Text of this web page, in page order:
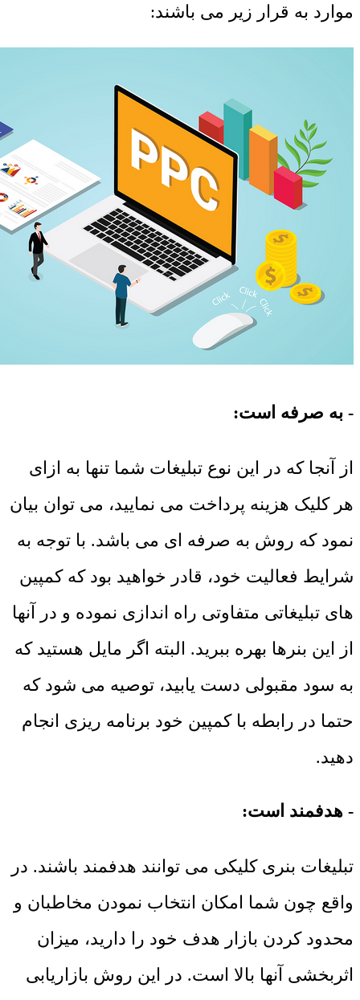
موارد به قرار زیر می باشند:
- به صرفه است:
از آنجا که در این نوع تبلیغات شما تنها به ازای
هر کلیک هزینه پرداخت می نمایید، می توان بیان
نمود که روش به صرفه ای می باشد. با توجه به
شرایط فعالیت خود، قادر خواهید بود که کمپین
های تبلیغاتی متفاوتی راه اندازی نموده و در آنها
از این بنرها بهره ببرید. البته اگر مایل هستید که
به سود مقبولی دست یابید، توصیه می شود که
حتما در رابطه با کمپین خود برنامه ریزی انجام
دهید.
- هدفمند است:
تبلیغات بنری کلیکی می توانند هدفمند باشند. در
واقع چون شما امکان انتخاب نمودن مخاطبان و
محدود کردن بازار هدف خود را دارید، میزان
اثربخشی آنها بالا است. در این روش بازاریابی